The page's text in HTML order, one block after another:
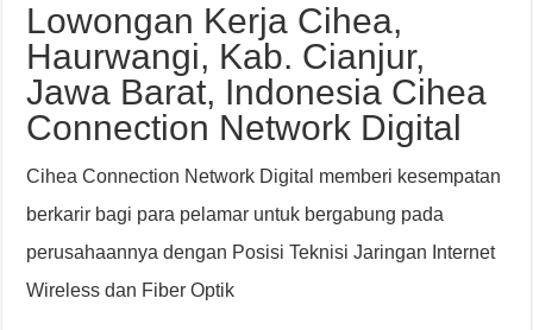
Lowongan Kerja Cihea,
Haurwangi, Kab. Cianjur,
Jawa Barat, Indonesia Cihea
Connection Network Digital
Cihea Connection Network Digital memberi kesempatan
berkarir bagi para pelamar untuk bergabung pada
perusahaannya dengan Posisi Teknisi Jaringan Internet
Wireless dan Fiber Optik